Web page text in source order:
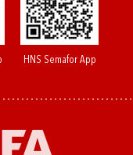
HNS Semafor App